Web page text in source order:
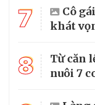
7
Cô
khát
8
Từ căn
nuôi 7